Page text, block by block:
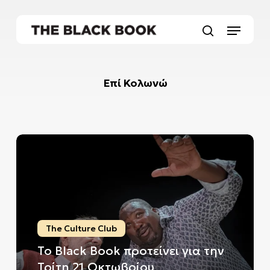
Menu
Επί Κολωνώ
Το
Τρίτη
Οκτωβρίου
The Culture Club
Το Black Book προτείνει για την